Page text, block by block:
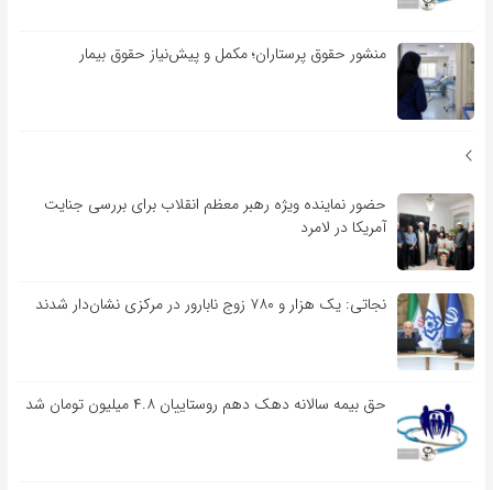
منشور حقوق پرستاران؛ مکمل و پیش‌نیاز حقوق بیمار
حضور نماینده ویژه رهبر معظم انقلاب برای بررسی جنایت
آمریکا در لامرد
نجاتی: یک هزار و ۷۸۰ زوج نابارور در مرکزی نشان‌دار شدند
حق بیمه سالانه دهک دهم روستاییان ۴.۸ میلیون تومان شد